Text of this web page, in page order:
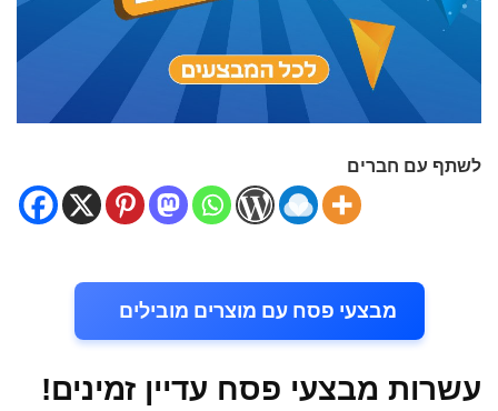
לשתף עם חברים
מבצעי פסח עם מוצרים מובילים
עשרות מבצעי פסח עדיין זמינים!